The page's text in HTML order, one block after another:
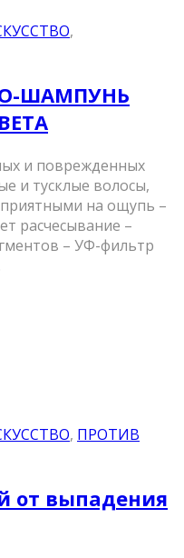
,
ШАМПУНЬ
и поврежденных
и тусклые волосы,
на ощупь –
расчесывание –
– УФ-фильтр
, ПРОТИВ
от выпадения